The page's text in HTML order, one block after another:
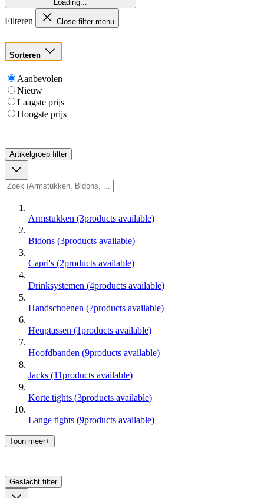
Loading...
Filteren Close filter menu
Sorteren
Aanbevolen
Nieuw
Laagste prijs
Hoogste prijs
Artikelgroep filter
Armstukken (3products available)
Bidons (3products available)
Capri's (2products available)
Drinksystemen (4products available)
Handschoenen (7products available)
Heuptassen (1products available)
Hoofdbanden (9products available)
Jacks (11products available)
Korte tights (3products available)
Lange tights (9products available)
Toon meer+
Geslacht filter